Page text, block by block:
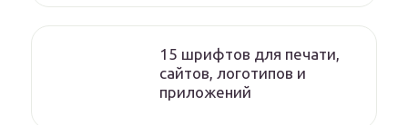
15 шрифтов для печати,
сайтов, логотипов и
приложений